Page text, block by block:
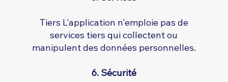
Tiers L'application n'emploie pas de
services tiers qui collectent ou
manipulent des données personnelles.
6. Sécurité